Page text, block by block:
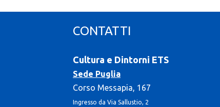
CONTATTI
Cultura e Dintorni ETS
Sede Puglia
Corso Messapia, 167
Ingresso da Via Sallustio, 2